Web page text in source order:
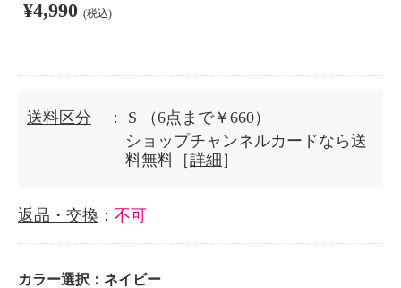
¥4,990 (税込)
送料区分 ： S
（6点まで￥660）
ショップチャンネルカードなら送
料無料［詳細 ］
返品・交換 ： 不可
カラー選択： ネイビー